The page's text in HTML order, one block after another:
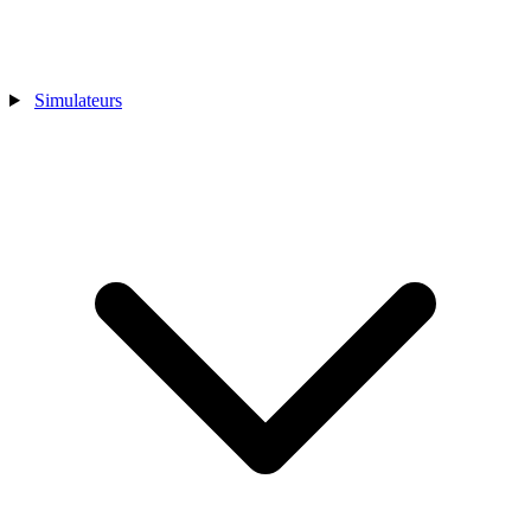
Simulateurs